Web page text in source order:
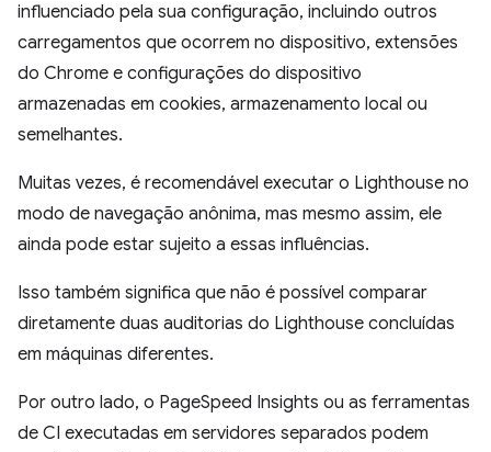
influenciado pela sua configuração, incluindo outros
carregamentos que ocorrem no dispositivo, extensões
do Chrome e configurações do dispositivo
armazenadas em cookies, armazenamento local ou
semelhantes.
Muitas vezes, é recomendável executar o Lighthouse no
modo de navegação anônima, mas mesmo assim, ele
ainda pode estar sujeito a essas influências.
Isso também significa que não é possível comparar
diretamente duas auditorias do Lighthouse concluídas
em máquinas diferentes.
Por outro lado, o PageSpeed Insights ou as ferramentas
de CI executadas em servidores separados podem